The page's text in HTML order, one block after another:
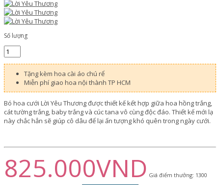
Số lượng
Tặng kèm hoa cài áo chú rể
Miễn phí giao hoa nội thành TP HCM
Bó hoa cưới Lời Yêu Thương được thiết kế kết hợp giữa hoa hồng trắng,
cát tường trắng, baby trắng và cúc tana vô cùng độc đáo. Thiết kế mới lạ
này chắc hẳn sẽ giúp cô dâu để lại ấn tượng khó quên trong ngày cưới.
825.000VND Giá điểm thưởng: 1300